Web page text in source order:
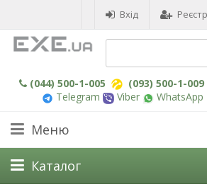
Вхід
(044) 500-1-005 (093) 500-1-009
Telegram
Viber WhatsApp
Меню
Каталог